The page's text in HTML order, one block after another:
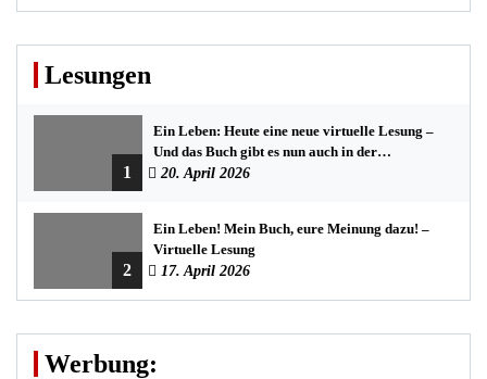
Lesungen
1
Ein Leben: Heute eine neue virtuelle Lesung –
Und das Buch gibt es nun auch in der
Bredstedter Stadtbuchhandlung
20. April 2026
2
Ein Leben! Mein Buch, eure Meinung dazu! –
Virtuelle Lesung
17. April 2026
Werbung: